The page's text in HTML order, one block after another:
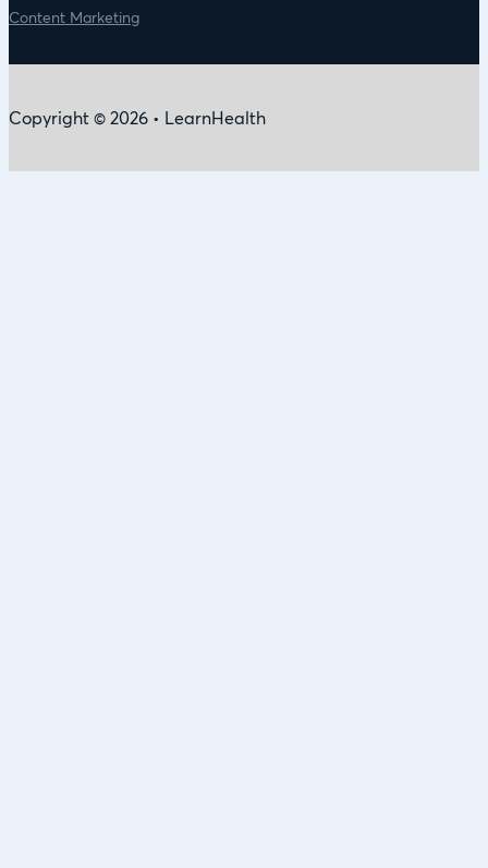
Content Marketing
Copyright © 2026 • LearnHealth